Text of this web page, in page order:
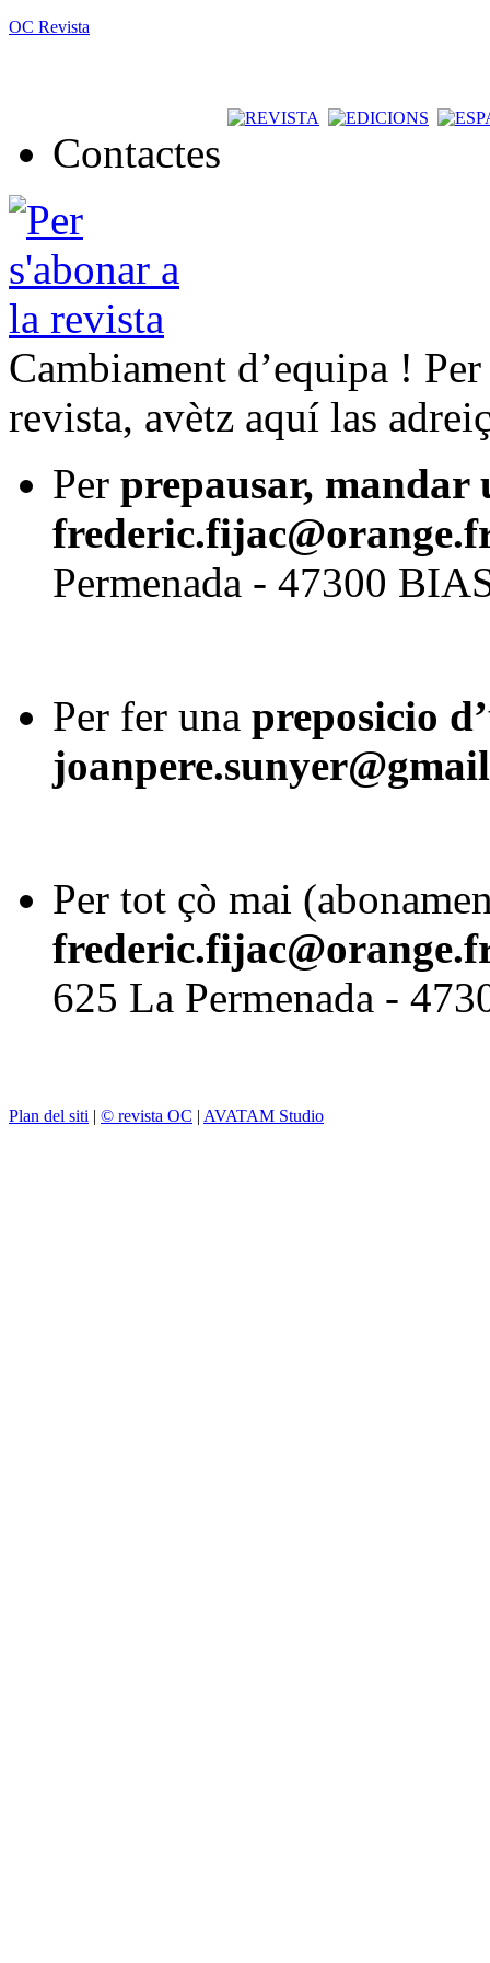
OC Revista
Contactes
Cambiament d’equipa !
revista, avètz aquí las
Per prepausar, mandar
Permenada - 47300
Per fer una preposicio
Per tot çò mai
625 La Permenada -
Plan del siti | © revista OC | AVATAM Studio